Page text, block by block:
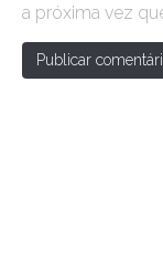
a próxima vez